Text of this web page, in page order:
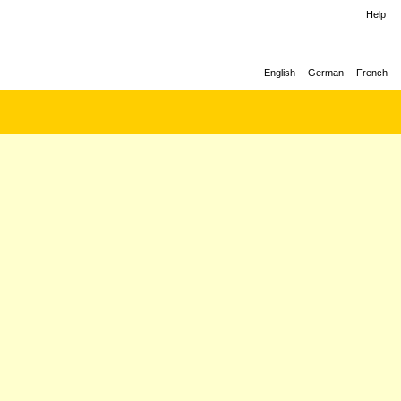
Help
English German French